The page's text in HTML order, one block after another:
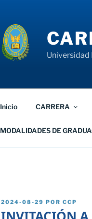
Universidad
Inicio CARRERA
MODALIDADES DE
PUBLICADO
2024-08-29 POR CCP